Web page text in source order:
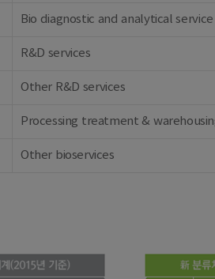
Bio diagnostic and analytical service
R&D services
Other R&D services
Processing treatment &
Other bioservices